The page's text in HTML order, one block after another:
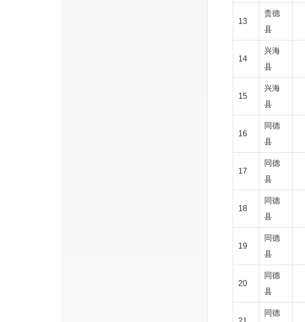
13
贵德
县
14
兴海
县
15
兴海
县
16
同德
县
17
同德
县
18
同德
县
19
同德
县
20
同德
县
同德